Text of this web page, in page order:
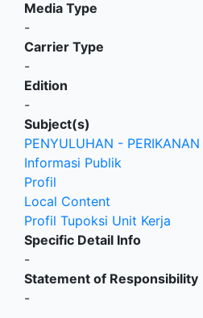
Media Type
-
Carrier Type
-
Edition
-
Subject(s)
PENYULUHAN - PERIKANAN
Informasi Publik
Profil
Local Content
Profil Tupoksi Unit Kerja
Specific Detail Info
-
Statement of Responsibility
-